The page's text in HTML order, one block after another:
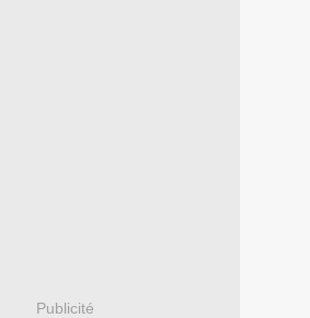
Publicité